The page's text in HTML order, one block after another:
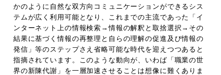
かのように自然な双方向コミュニケーションができるシス
テムが広く利用可能となり、これまでの主流であった「イ
ンターネット上の情報検索→情報の解釈と取捨選択→その
結果に基づく情報の再整理と自らの理解の促進及び情報の
発信」等のステップさえ省略可能な時代を迎えつつあると
指摘されています。このような動向が、いわば「職業の世
界の新陳代謝」を一層加速させることは想像に難くありま